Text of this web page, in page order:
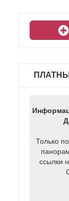
Только
ссылки